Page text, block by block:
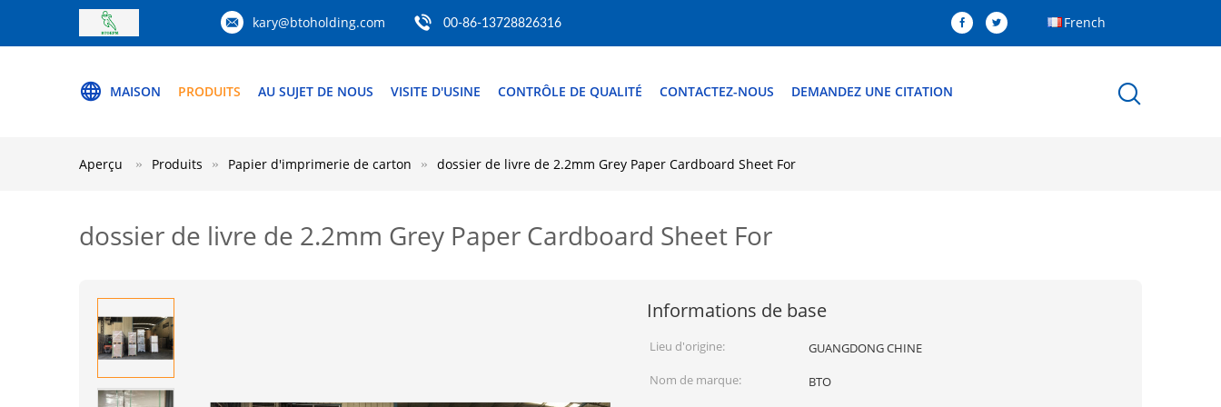
kary@btoholding.com 00-86-13728826316 French
MAISON PRODUITS AU SUJET DE NOUS VISITE D'USINE CONTRÔLE DE QUALITÉ CONTACTEZ-NOUS DEMANDEZ UNE CITATION
Aperçu Produits Papier d'imprimerie de carton dossier de livre de 2.2mm Grey Paper Cardboard Sheet For
dossier de livre de 2.2mm Grey Paper Cardboard Sheet For
Informations de base
Lieu d'origine:
GUANGDONG CHINE
Nom de marque:
BTO